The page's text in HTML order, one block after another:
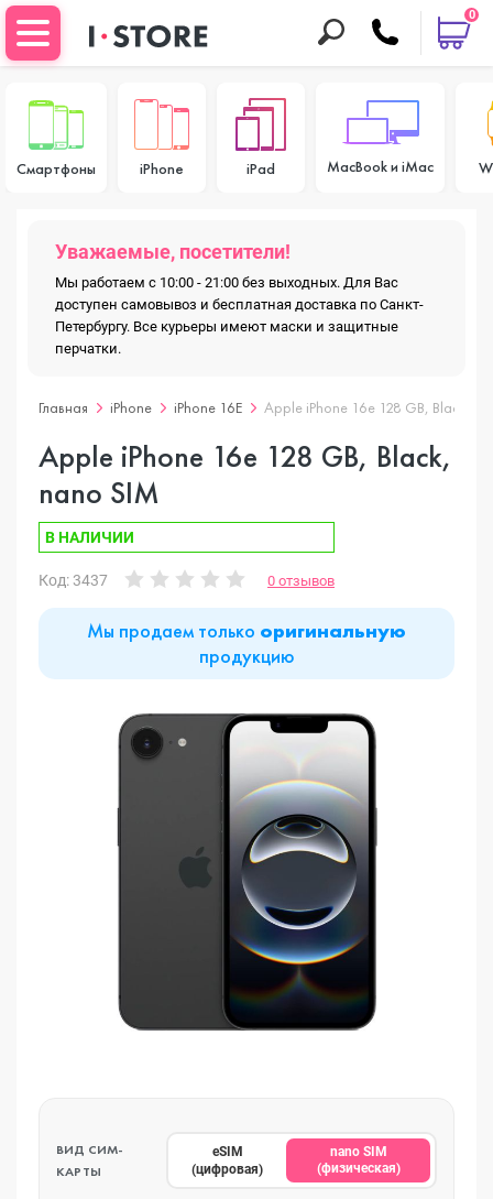
0
Смартфоны iPhone iPad MacBook и iMac
Уважаемые, посетители!
Мы работаем с 10:00 - 21:00 без выходных. Для Вас
доступен самовывоз и бесплатная доставка по Санкт-
Петербургу. Все курьеры имеют маски и защитные
перчатки.
Главная iPhone iPhone 16E Apple iPhone 16e 128 GB, Black,
Apple iPhone 16e 128 GB, Black,
nano SIM
В НАЛИЧИИ
Код: 3437 0 отзывов
Мы продаем только оригинальную
продукцию
ВИД СИМ-
КАРТЫ
eSIM
(цифровая)
nano SIM
(физическая)